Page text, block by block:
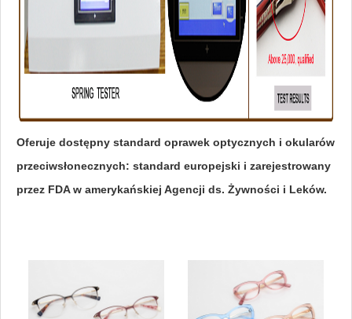
Oferuje dostępny standard oprawek optycznych i okularów
przeciwsłonecznych: standard europejski i zarejestrowany
przez FDA w amerykańskiej Agencji ds. Żywności i Leków.